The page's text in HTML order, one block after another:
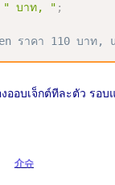
" บาท, " ;
ราคา 110 บาท,
อบเจ็กต์ทีละตัว รอ
介슈